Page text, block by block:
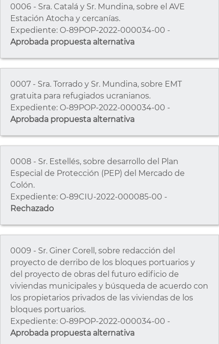
0006 - Sra. Catalá y Sr. Mundina, sobre el AVE
Estación Atocha y cercanías.
Expediente: O-89POP-2022-000034-00 -
Aprobada propuesta alternativa
0007 - Sra. Torrado y Sr. Mundina, sobre EMT
gratuita para refugiados ucranianos.
Expediente: O-89POP-2022-000034-00 -
Aprobada propuesta alternativa
0008 - Sr. Estellés, sobre desarrollo del Plan
Especial de Protección (PEP) del Mercado de
Colón.
Expediente: O-89CIU-2022-000085-00 -
Rechazado
0009 - Sr. Giner Corell, sobre redacción del
proyecto de derribo de los bloques portuarios y
del proyecto de obras del futuro edificio de
viviendas municipales y búsqueda de acuerdo con
los propietarios privados de las viviendas de los
bloques portuarios.
Expediente: O-89POP-2022-000034-00 -
Aprobada propuesta alternativa